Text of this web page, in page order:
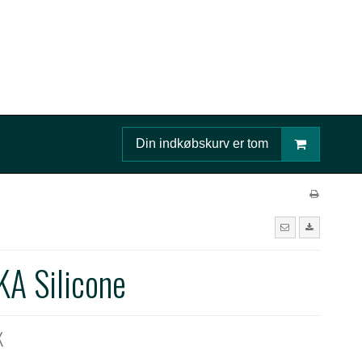
Din indkøbskurv er tom
Silicone